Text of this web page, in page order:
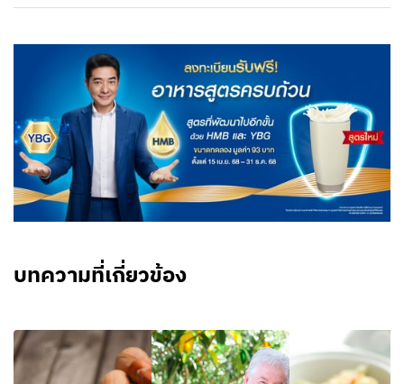
บทความที่เกี่ยวข้อง